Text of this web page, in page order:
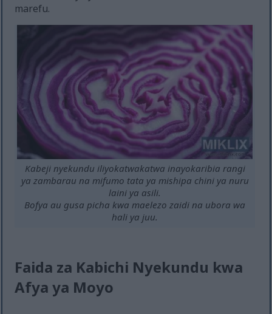
marefu.
Kabeji nyekundu iliyokatwakatwa inayokaribia rangi
ya zambarau na mifumo tata ya mishipa chini ya nuru
laini ya asili.
Bofya au gusa picha kwa maelezo zaidi na ubora wa
hali ya juu.
Faida za Kabichi Nyekundu kwa
Afya ya Moyo